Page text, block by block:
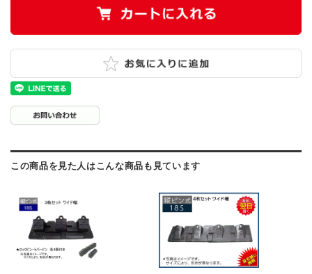
この商品を見た人はこんな商品も見ています